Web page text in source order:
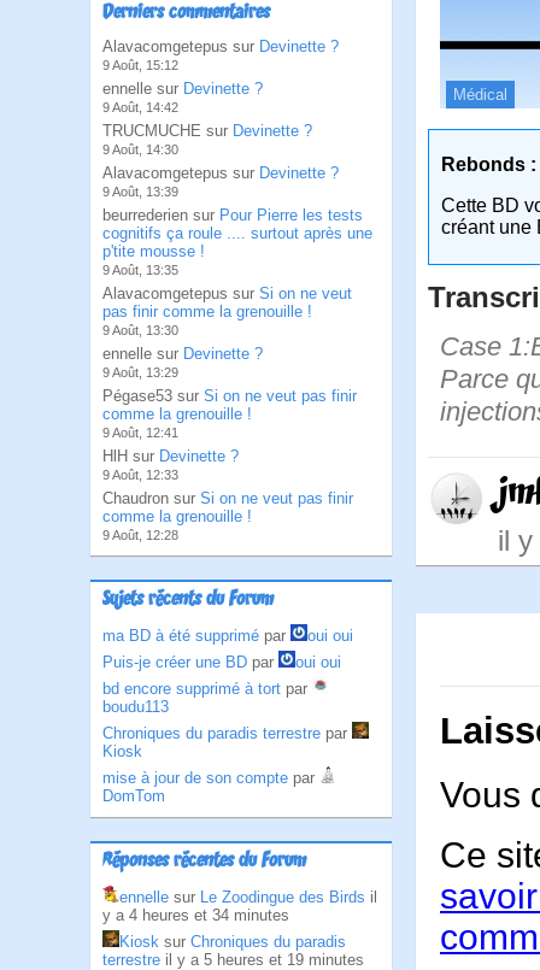
Derniers commentaires
Alavacomgetepus sur Devinette ?
9 Août, 15:12
ennelle sur Devinette ?
9 Août, 14:42
TRUCMUCHE sur Devinette ?
9 Août, 14:30
Alavacomgetepus sur Devinette ?
9 Août, 13:39
beurrederien sur Pour Pierre les tests
cognitifs ça roule .... surtout après une
p'tite mousse !
9 Août, 13:35
Alavacomgetepus sur Si on ne veut
pas finir comme la grenouille !
9 Août, 13:30
ennelle sur Devinette ?
9 Août, 13:29
Pégase53 sur Si on ne veut pas finir
comme la grenouille !
9 Août, 12:41
HlH sur Devinette ?
9 Août, 12:33
Chaudron sur Si on ne veut pas finir
comme la grenouille !
9 Août, 12:28
Sujets récents du Forum
ma BD à été supprimé par
oui oui
Puis-je créer une BD par
oui oui
bd encore supprimé à tort par
boudu113
Chroniques du paradis terrestre par
Kiosk
mise à jour de son compte par
DomTom
Réponses récentes du Forum
ennelle sur Le Zoodingue des Birds il
y a 4 heures et 34 minutes
Kiosk sur Chroniques du paradis
terrestre il y a 5 heures et 19 minutes
Médical
Rebonds :
Cette BD
créant une
Case
Parce
il
Vous
Ce